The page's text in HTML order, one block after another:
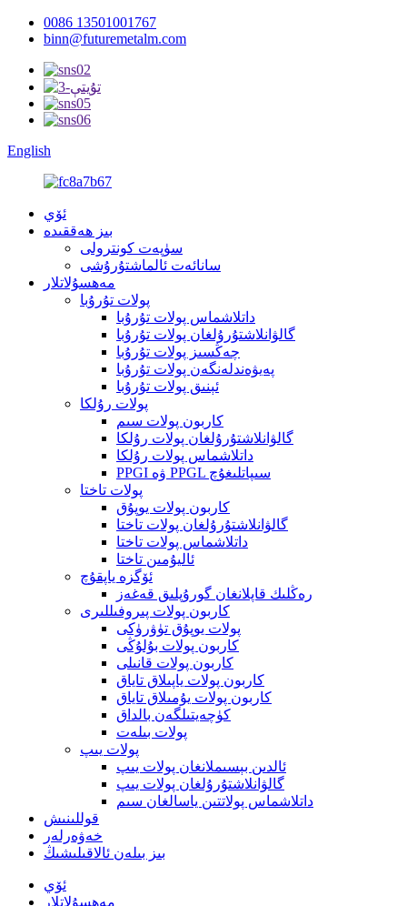
0086 13501001767
binn@futuremetalm.com
English
ئۆي
بىز ھەققىدە
سۈپەت كونترولى
سانائەت ئالماشتۇرۇشى
مەھسۇلاتلار
پولات تۇرۇبا
داتلاشماس پولات تۇرۇبا
گالۋانلاشتۇرۇلغان پولات تۇرۇبا
چەڭسىز پولات تۇرۇبا
پەيۋەندلەنگەن پولات تۇرۇبا
ئېنىق پولات تۇرۇبا
پولات رۇلكا
كاربون پولات سىم
گالۋانلاشتۇرۇلغان پولات رۇلكا
داتلاشماس پولات رۇلكا
PPGI ۋە PPGL سىپاتلىغۇچ
پولات تاختا
كاربون پولات يوپۇق
گالۋانلاشتۇرۇلغان پولات تاختا
داتلاشماس پولات تاختا
ئاليۇمىن تاختا
ئۆگزە ياپقۇچ
رەڭلىك قاپلانغان گورۇپلىق قەغەز
كاربون پولات پىروفىللىرى
پولات يوپۇق تۈۋرۈكى
كاربون پولات بۇلۇڭى
كاربون پولات قانىلى
كاربون پولات ياپىلاق تاياق
كاربون پولات يۇمىلاق تاياق
كۈچەيتىلگەن بالداق
پولات بىلەت
پولات يىپ
ئالدىن بېسىملانغان پولات يىپ
گالۋانلاشتۇرۇلغان پولات يىپ
داتلاشماس پولاتتىن ياسالغان سىم
قوللىنىش
خەۋەرلەر
بىز بىلەن ئالاقىلىشىڭ
ئۆي
مەھسۇلاتلار